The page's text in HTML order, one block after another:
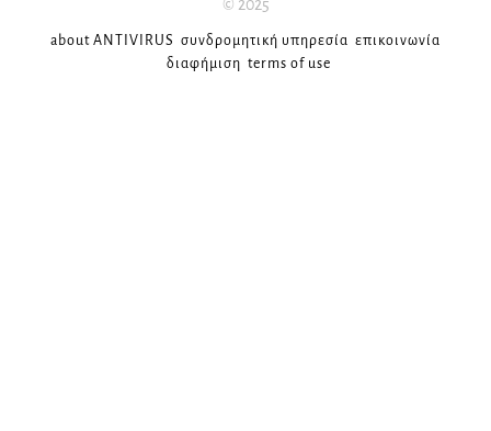
© 2025
about ANTIVIRUS συνδρομητική υπηρεσία επικοινωνία
διαφήμιση terms of use